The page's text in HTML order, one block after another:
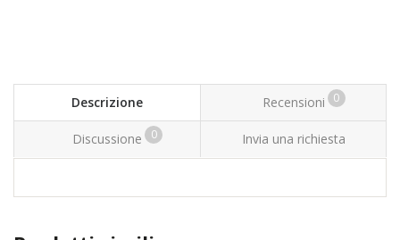
Descrizione Recensioni 0
Discussione 0 Invia una richiesta